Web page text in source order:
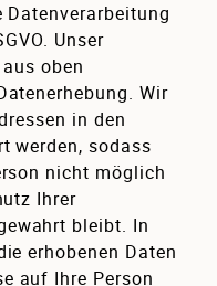
Unser
oben
Wir
in den
werden, sodass
nicht möglich
Ihrer
bleibt. In
erhobenen Daten
auf Ihre Person